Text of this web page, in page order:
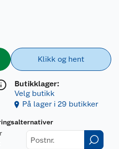
Klikk og hent
Butikklager:
Velg butikk
På lager i 29 butikker